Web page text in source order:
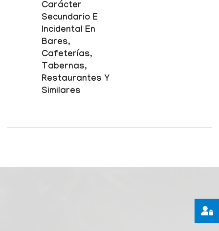
Carácter
Secundario E
Incidental En
Bares,
Cafeterías,
Tabernas,
Restaurantes Y
Similares